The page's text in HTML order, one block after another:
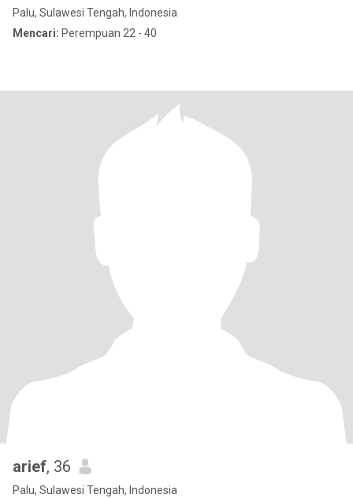
Palu, Sulawesi Tengah, Indonesia
Mencari: Perempuan 22 - 40
arief, 36
Palu, Sulawesi Tengah, Indonesia